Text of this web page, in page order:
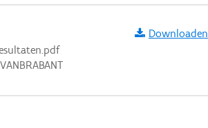
Downloaden